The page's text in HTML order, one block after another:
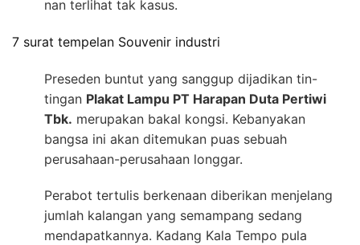
nan terlihat tak kasus.
7 surat tempelan Souvenir industri
Preseden buntut yang sanggup dijadikan tin-
tingan Plakat Lampu PT Harapan Duta Pertiwi
Tbk. merupakan bakal kongsi. Kebanyakan
bangsa ini akan ditemukan puas sebuah
perusahaan-perusahaan longgar.
Perabot tertulis berkenaan diberikan menjelang
jumlah kalangan yang semampang sedang
mendapatkannya. Kadang Kala Tempo pula